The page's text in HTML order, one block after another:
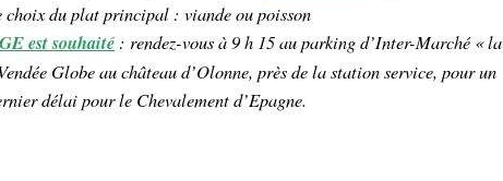
du plat principal : viande ou poisson
est souhaité : rendez-vous à 9 h 15 au parking d’Inter-Marché « la
Globe au château d’Olonne, près de la station service, pour un
délai pour le Chevalement d’Epagne.